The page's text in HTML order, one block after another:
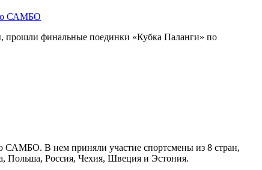
САМБО
прошли финальные поединки «Кубка Паланги» по
В нем приняли участие спортсмены из 8 стран,
Польша, Россия, Чехия, Швеция и Эстония.